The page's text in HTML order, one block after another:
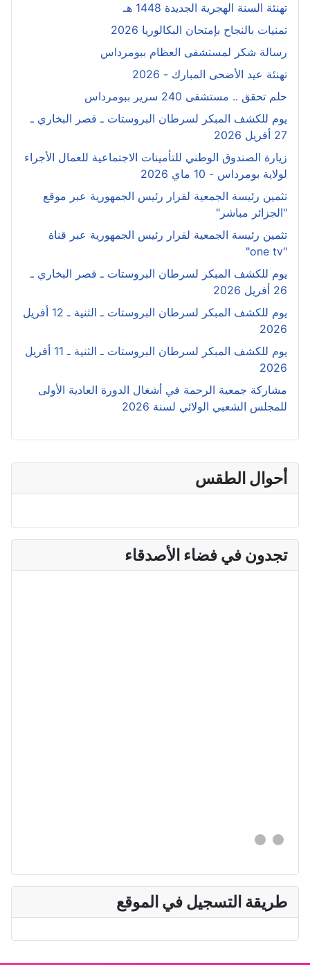
أحوال الطقس
تجدون في فضاء الأصدقاء
طريقة التسجيل في الموقع
تهنئة السنة الهجرية الجديدة 1448 هـ
تمنيات بالنجاح بإمتحان البكالوريا 2026
رسالة شكر لمستشفى العظام ببومرداس
تهنئة عيد الأضحى المبارك - 2026
حلم تحقق .. مستشفى 240 سرير ببومرداس
يوم للكشف المبكر لسرطان البروستات ـ قصر البخاري ـ
27 أفريل 2026
زيارة الصندوق الوطني للتأمينات الاجتماعية للعمال الأجراء
لولاية بومرداس - 10 ماي 2026
تثمين رئيسة الجمعية لقرار رئيس الجمهورية عبر موقع
"الجزائر مباشر"
تثمين رئيسة الجمعية لقرار رئيس الجمهورية عبر قناة
"one tv"
يوم للكشف المبكر لسرطان البروستات ـ قصر البخاري ـ
26 أفريل 2026
يوم للكشف المبكر لسرطان البروستات ـ الثنية ـ 12 أفريل
2026
يوم للكشف المبكر لسرطان البروستات ـ الثنية ـ 11 أفريل
2026
مشاركة جمعية الرحمة في أشغال الدورة العادية الأولى
للمجلس الشعبي الولائي لسنة 2026